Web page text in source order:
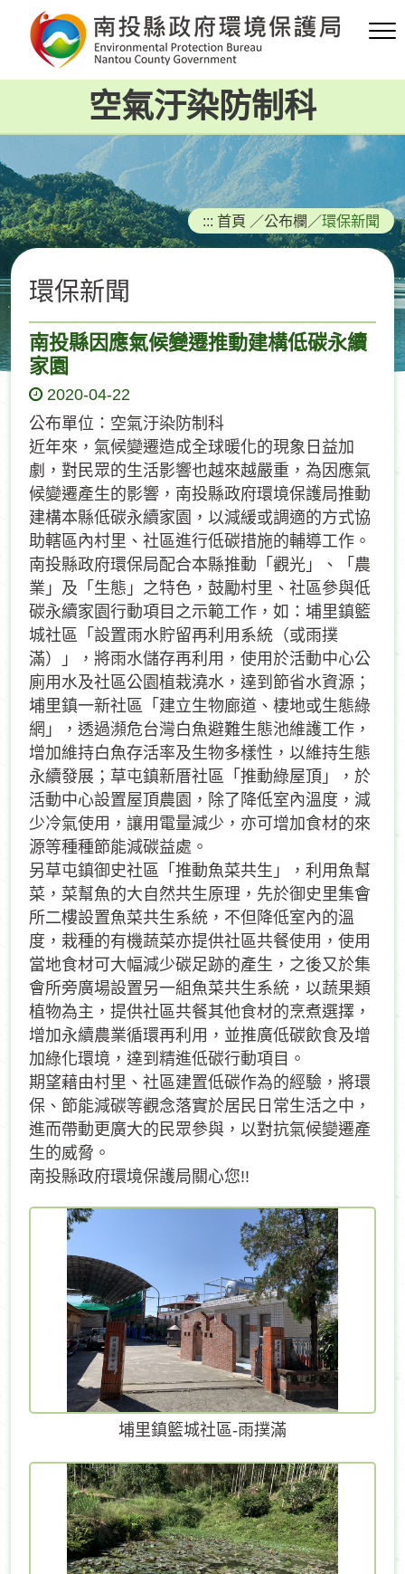
要
容
區
塊
空氣汙染防制科
::: 首頁 ／公布欄 ／環保新聞
環保新聞
南投縣因應氣候變遷推動建構低碳永續
家園
2020-04-22
公布單位：空氣汙染防制科
近年來，氣候變遷造成全球暖化的現象日益加
劇，對民眾的生活影響也越來越嚴重，為因應氣
候變遷產生的影響，南投縣政府環境保護局推動
建構本縣低碳永續家園，以減緩或調適的方式協
助轄區內村里、社區進行低碳措施的輔導工作。
南投縣政府環保局配合本縣推動「觀光」、「農
業」及「生態」之特色，鼓勵村里、社區參與低
碳永續家園行動項目之示範工作，如：埔里鎮籃
城社區「設置雨水貯留再利用系統（或雨撲
滿）」，將雨水儲存再利用，使用於活動中心公
廁用水及社區公園植栽澆水，達到節省水資源；
埔里鎮一新社區「建立生物廊道、棲地或生態綠
網」，透過瀕危台灣白魚避難生態池維護工作，
增加維持白魚存活率及生物多樣性，以維持生態
永續發展；草屯鎮新厝社區「推動綠屋頂」，於
活動中心設置屋頂農園，除了降低室內溫度，減
少冷氣使用，讓用電量減少，亦可增加食材的來
源等種種節能減碳益處。
另草屯鎮御史社區「推動魚菜共生」，利用魚幫
菜，菜幫魚的大自然共生原理，先於御史里集會
所二樓設置魚菜共生系統，不但降低室內的溫
度，栽種的有機蔬菜亦提供社區共餐使用，使用
當地食材可大幅減少碳足跡的產生，之後又於集
會所旁廣場設置另一組魚菜共生系統，以蔬果類
植物為主，提供社區共餐其他食材的烹煮選擇，
增加永續農業循環再利用，並推廣低碳飲食及增
加綠化環境，達到精進低碳行動項目。
期望藉由村里、社區建置低碳作為的經驗，將環
保、節能減碳等觀念落實於居民日常生活之中，
進而帶動更廣大的民眾參與，以對抗氣候變遷產
生的威脅。
南投縣政府環境保護局關心您!!
埔里鎮籃城社區-雨撲滿